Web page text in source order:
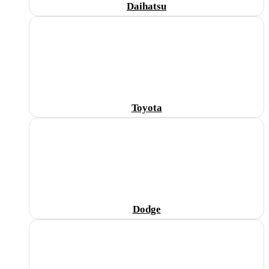
Daihatsu
Toyota
Dodge